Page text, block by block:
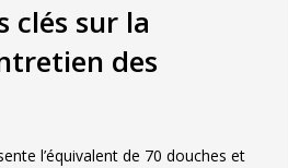
clés sur la
des
l’équivalent de 70 douches et